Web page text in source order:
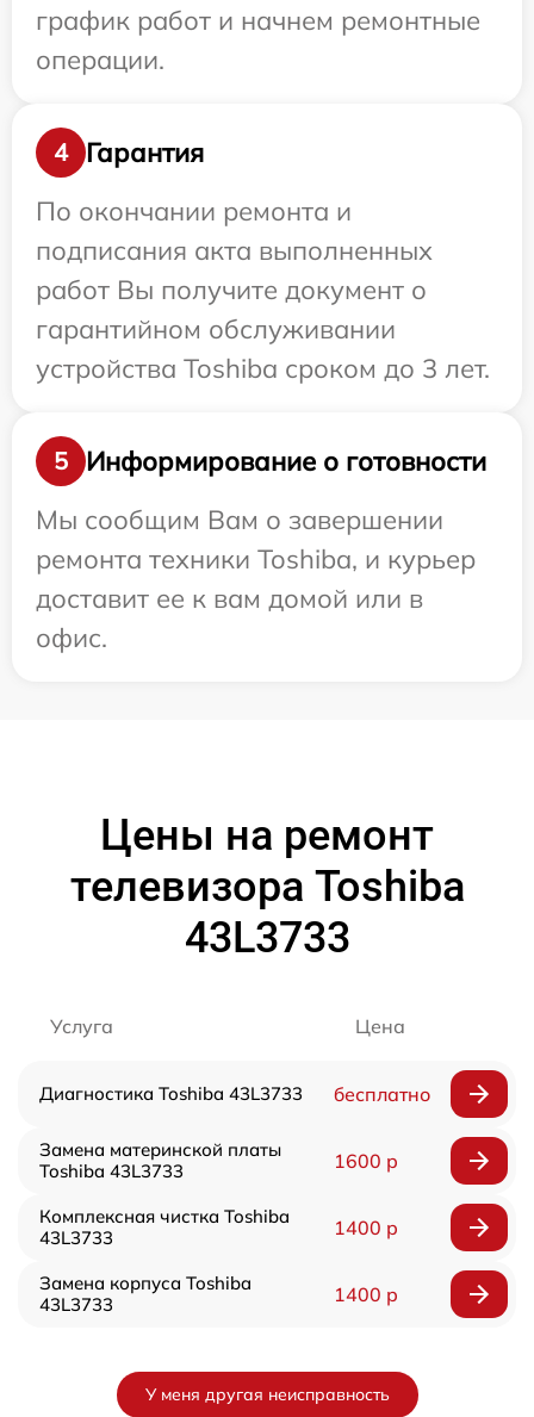
график работ и начнем ремонтные
операции.
4
Гарантия
По окончании ремонта и
подписания акта выполненных
работ Вы получите документ о
гарантийном обслуживании
устройства Toshiba сроком до 3 лет.
5
Информирование о готовности
Мы сообщим Вам о завершении
ремонта техники Toshiba, и курьер
доставит ее к вам домой или в
офис.
Цены на ремонт
телевизора Toshiba
43L3733
Услуга Цена
Диагностика Toshiba 43L3733 бесплатно
Замена материнской платы
Toshiba 43L3733
1600 р
Комплексная чистка Toshiba
43L3733
1400 р
Замена корпуса Toshiba
43L3733
1400 р
У меня другая неисправность